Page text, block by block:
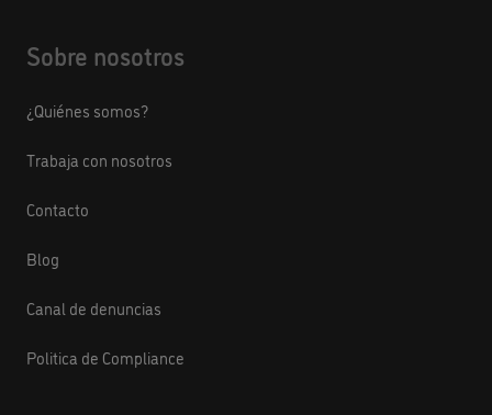
Sobre nosotros
¿Quiénes somos?
Trabaja con nosotros
Contacto
Blog
Canal de denuncias
Politica de Compliance